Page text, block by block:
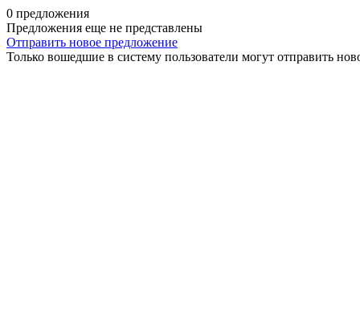
0 предложения
Предложения еще не представлены
Отправить новое предложение
Только вошедшие в систему пользователи могут отправить